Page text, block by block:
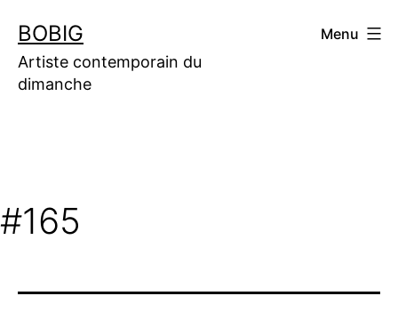
contenu
BOBIG
Artiste contemporain du
dimanche
Menu
#165